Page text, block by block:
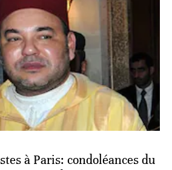
à Paris: condoléances du